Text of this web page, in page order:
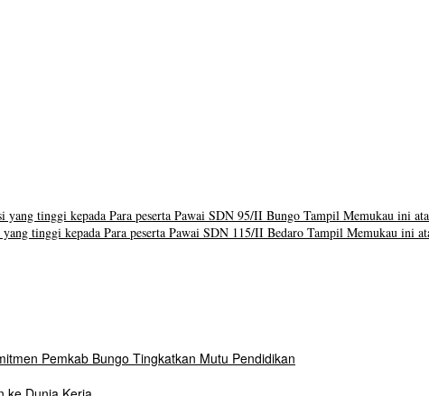
tinggi kepada Para peserta Pawai SDN 95/II Bungo Tampil Memukau ini
tinggi kepada Para peserta Pawai SDN 115/II Bedaro Tampil Memukau ini
Pemkab Bungo Tingkatkan Mutu Pendidikan